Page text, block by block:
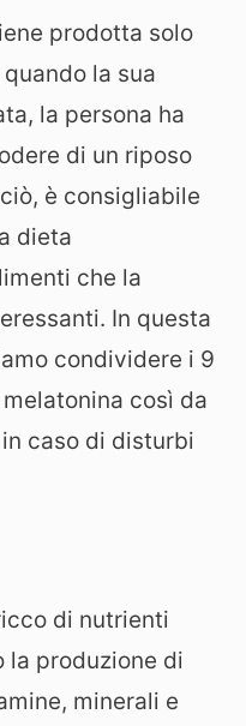
prodotta solo
la sua
la persona ha
di un riposo
è consigliabile
dieta
che la
In questa
condividere i 9
così da
caso di disturbi
di nutrienti
la produzione di
minerali e